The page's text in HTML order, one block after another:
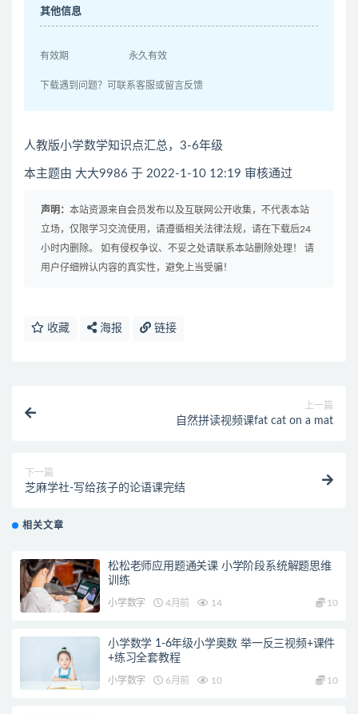
其他信息
有效期 永久有效
下载遇到问题？可联系客服或留言反馈
人教版小学数学知识点汇总，3-6年级
本主题由 大大9986 于 2022-1-10 12:19 审核通过
声明： 本站资源来自会员发布以及互联网公开收集，不代表本站
立场，仅限学习交流使用，请遵循相关法律法规，请在下载后24
小时内删除。 如有侵权争议、不妥之处请联系本站删除处理！ 请
用户仔细辨认内容的真实性，避免上当受骗！
收藏 海报 链接
上一篇
自然拼读视频课fat cat on a mat
下一篇
芝麻学社-写给孩子的论语课完结
相关文章
松松老师应用题通关课 小学阶段系统解题思维
训练
小学数字 4月前 14 10
小学数学 1-6年级小学奥数 举一反三视频+课件
+练习全套教程
小学数字 6月前 10 10